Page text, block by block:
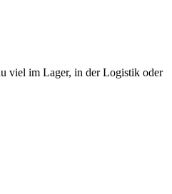
viel im Lager, in der Logistik oder